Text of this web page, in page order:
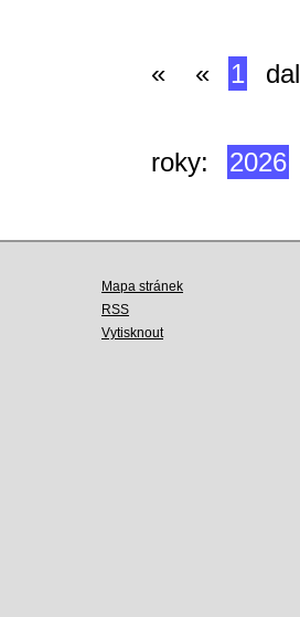
« « 1
roky: 2026
Mapa stránek
RSS
Vytisknout